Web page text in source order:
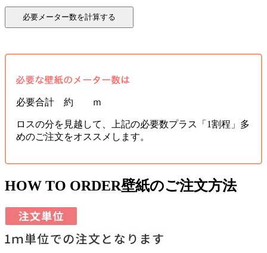
必要合計 約 ｍ
ロスの分を見越して、上記の必要数プラス「1割程」多
めのご注文をオススメします。
HOW TO ORDER壁紙のご注文方法